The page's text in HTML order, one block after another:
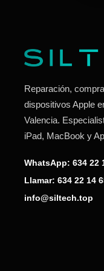
Reparación,
dispositivos Apple
Valencia.
iPad, MacBook y
WhatsApp: 634 22
Llamar: 634 22 14
info@siltech.top